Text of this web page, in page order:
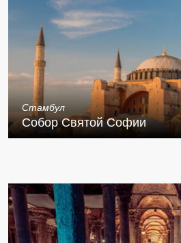
Стамбул
Собор Святой Софии